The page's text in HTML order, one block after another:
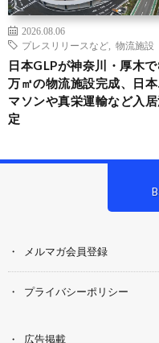
2026.08.06
プレスリリースなど
物流施設
日本GLPが神奈川・厚木
万㎡の物流施設完成、日
マソンや真栄運輸など入
定
メルマガ会員登録
プライバシーポリシー
広告掲載